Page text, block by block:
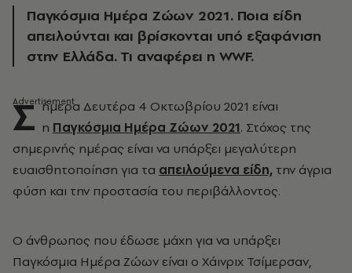
Παγκόσμια Ημέρα Ζώων 2021. Ποια είδη
απειλούνται και βρίσκονται υπό εξαφάνιση
στην Ελλάδα. Τι αναφέρει η WWF.
Σ ήμερα Δευτέρα 4 Οκτωβρίου 2021 είναι
η Παγκόσμια Ημέρα Ζώων 2021. Στόχος της
σημερινής ημέρας είναι να υπάρξει μεγαλύτερη
ευαισθητοποίηση για τα απειλούμενα είδη, την άγρια
φύση και την προστασία του περιβάλλοντος.
Ο άνθρωπος που έδωσε μάχη για να υπάρξει
Παγκόσμια Ημέρα Ζώων είναι ο Χάινριχ Τσίμερσαν,